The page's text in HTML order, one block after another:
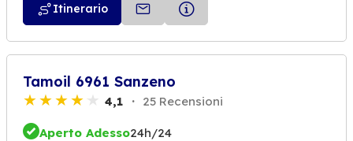
Itinerario
Tamoil 6961 Sanzeno
4,1 25 Recensioni
Aperto Adesso24h/24